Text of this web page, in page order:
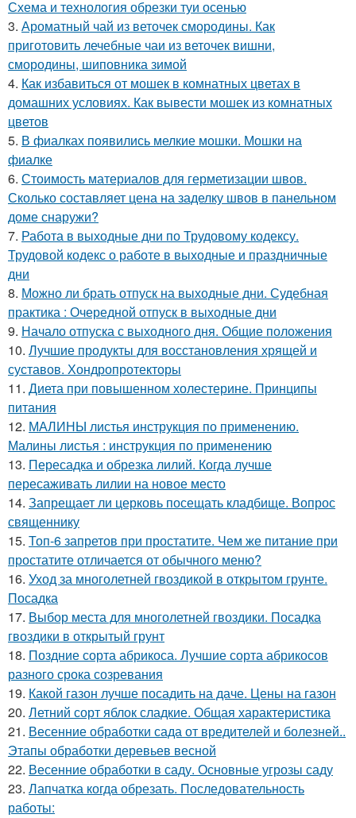
Схема и технология обрезки туи осенью
3. Ароматный чай из веточек смородины. Как
приготовить лечебные чаи из веточек вишни,
смородины, шиповника зимой
4. Как избавиться от мошек в комнатных цветах в
домашних условиях. Как вывести мошек из комнатных
цветов
5. В фиалках появились мелкие мошки. Мошки на
фиалке
6. Стоимость материалов для герметизации швов.
Сколько составляет цена на заделку швов в панельном
доме снаружи?
7. Работа в выходные дни по Трудовому кодексу.
Трудовой кодекс о работе в выходные и праздничные
дни
8. Можно ли брать отпуск на выходные дни. Судебная
практика : Очередной отпуск в выходные дни
9. Начало отпуска с выходного дня. Общие положения
10. Лучшие продукты для восстановления хрящей и
суставов. Хондропротекторы
11. Диета при повышенном холестерине. Принципы
питания
12. МАЛИНЫ листья инструкция по применению.
Малины листья : инструкция по применению
13. Пересадка и обрезка лилий. Когда лучше
пересаживать лилии на новое место
14. Запрещает ли церковь посещать кладбище. Вопрос
священнику
15. Топ-6 запретов при простатите. Чем же питание при
простатите отличается от обычного меню?
16. Уход за многолетней гвоздикой в открытом грунте.
Посадка
17. Выбор места для многолетней гвоздики. Посадка
гвоздики в открытый грунт
18. Поздние сорта абрикоса. Лучшие сорта абрикосов
разного срока созревания
19. Какой газон лучше посадить на даче. Цены на газон
20. Летний сорт яблок сладкие. Общая характеристика
21. Весенние обработки сада от вредителей и болезней..
Этапы обработки деревьев весной
22. Весенние обработки в саду. Основные угрозы саду
23. Лапчатка когда обрезать. Последовательность
работы: